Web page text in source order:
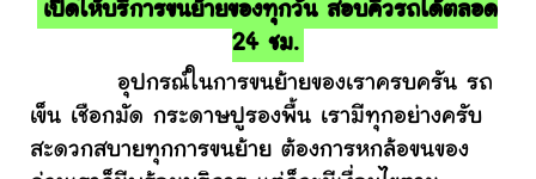
เปิดให้บริการขนย้ายของทุกวัน สอบคิวรถได้ตลอด
24 ชม.
อุปกรณ์ในการขนย้ายของเราครบครัน รถ
เข็น เชือกมัด กระดาษปูรองพื้น เรามีทุกอย่างครับ
สะดวกสบายทุกการขนย้าย ต้องการหกล้อขนของ